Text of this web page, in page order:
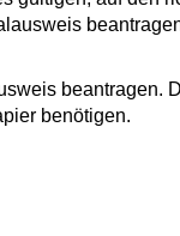
beantragen.
benötigen.